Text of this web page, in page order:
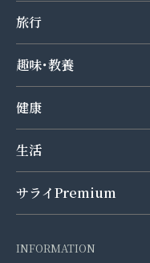
旅行
趣味･教養
健康
生活
サライPremium
INFORMATION